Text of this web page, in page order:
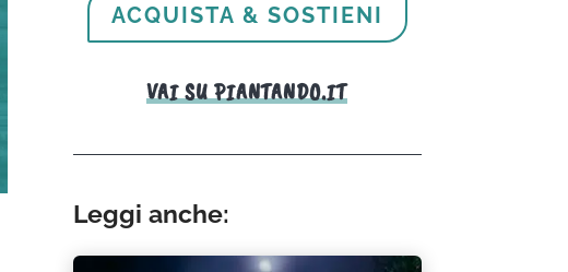
ACQUISTA & SOSTIENI
VAI SU PIANTANDO.IT
Leggi anche: